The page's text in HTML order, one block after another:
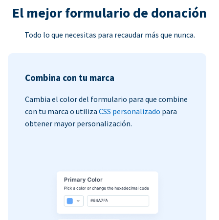
El mejor formulario de donación
Todo lo que necesitas para recaudar más que nunca.
Combina con tu marca
Cambia el color del formulario para que combine
con tu marca o utiliza CSS personalizado para
obtener mayor personalización.